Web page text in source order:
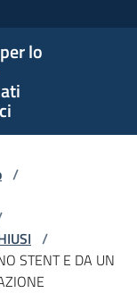
lo
/
/
STENT E DA UN